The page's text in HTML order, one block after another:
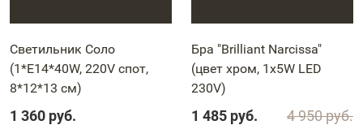
Светильник Соло
(1*E14*40W, 220V спот,
8*12*13 см)
1 360 руб.
Бра "Brilliant Narcissa"
(цвет хром, 1х5W LED
230V)
4 950руб.
1 485 руб.